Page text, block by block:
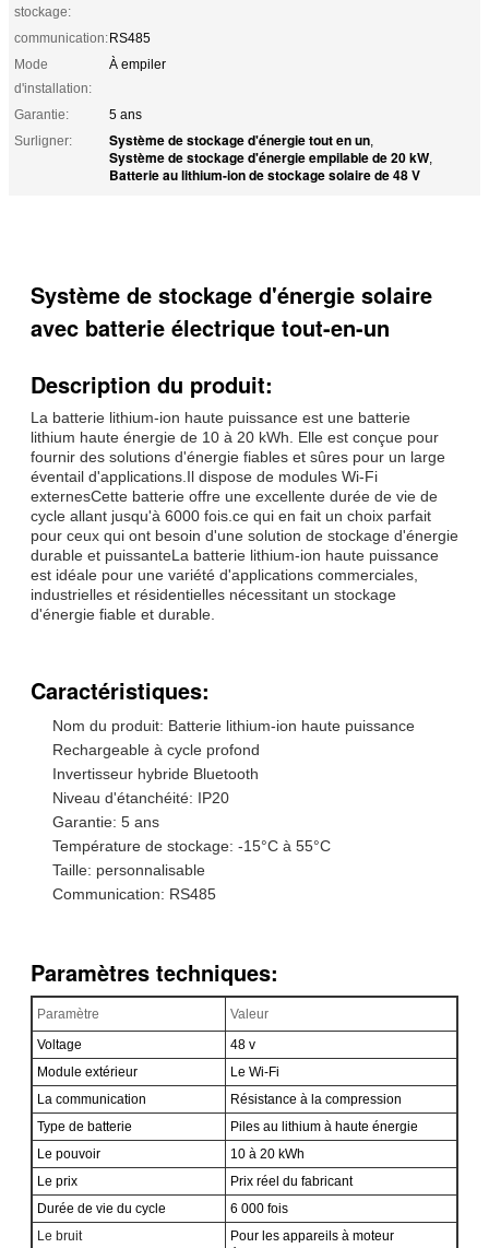
stockage:
communication:RS485
Mode
d'installation:
À empiler
Garantie:
5 ans
Surligner:
Système de stockage d'énergie tout en un,
Système de stockage d'énergie empilable de 20 kW,
Batterie au lithium-ion de stockage solaire de 48 V
Système de stockage d'énergie solaire
avec batterie électrique tout-en-un
Description du produit:
La batterie lithium-ion haute puissance est une batterie
lithium haute énergie de 10 à 20 kWh. Elle est conçue pour
fournir des solutions d'énergie fiables et sûres pour un large
éventail d'applications.Il dispose de modules Wi-Fi
externesCette batterie offre une excellente durée de vie de
cycle allant jusqu'à 6000 fois.ce qui en fait un choix parfait
pour ceux qui ont besoin d'une solution de stockage d'énergie
durable et puissanteLa batterie lithium-ion haute puissance
est idéale pour une variété d'applications commerciales,
industrielles et résidentielles nécessitant un stockage
d'énergie fiable et durable.
Caractéristiques:
Nom du produit: Batterie lithium-ion haute puissance
Rechargeable à cycle profond
Invertisseur hybride Bluetooth
Niveau d'étanchéité: IP20
Garantie: 5 ans
Température de stockage: -15°C à 55°C
Taille: personnalisable
Communication: RS485
Paramètres techniques:
Paramètre
Valeur
Voltage
48 v
Module extérieur
Le Wi-Fi
La communication
Résistance à la compression
Type de batterie
Piles au lithium à haute énergie
Le pouvoir
10 à 20 kWh
Le prix
Prix réel du fabricant
Durée de vie du cycle
6 000 fois
Le bruit
Pour les appareils à moteur